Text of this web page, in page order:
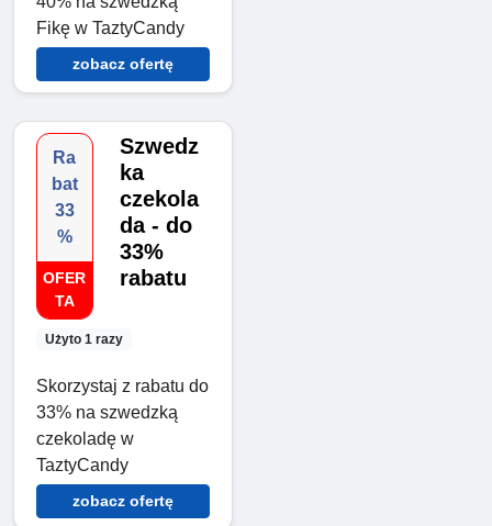
Fikę w TaztyCandy
zobacz ofertę
Ra
bat
33
%
OFER
TA
Użyto 1 razy
Szwedz
ka
czekola
da - do
33%
rabatu
Skorzystaj z rabatu do
33% na szwedzką
czekoladę w
TaztyCandy
zobacz ofertę